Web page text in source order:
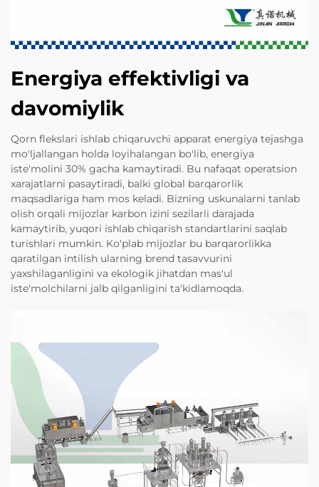
Energiya effektivligi va
davomiylik
Qorn flekslari ishlab chiqaruvchi apparat energiya tejashga
mo'ljallangan holda loyihalangan bo'lib, energiya
iste'molini 30% gacha kamaytiradi. Bu nafaqat operatsion
xarajatlarni pasaytiradi, balki global barqarorlik
maqsadlariga ham mos keladi. Bizning uskunalarni tanlab
olish orqali mijozlar karbon izini sezilarli darajada
kamaytirib, yuqori ishlab chiqarish standartlarini saqlab
turishlari mumkin. Ko'plab mijozlar bu barqarorlikka
qaratilgan intilish ularning brend tasavvurini
yaxshilaganligini va ekologik jihatdan mas'ul
iste'molchilarni jalb qilganligini ta'kidlamoqda.